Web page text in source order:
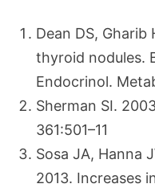
Dean DS,
thyroid nodules.
Endocrinol.
Sherman SI.
361:501–11
Sosa JA, Hanna
2013. Increases